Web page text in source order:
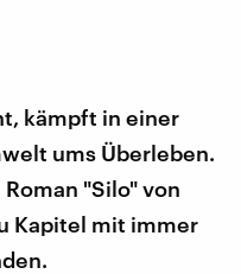
kämpft in einer
ums Überleben.
"Silo" von
Kapitel mit immer